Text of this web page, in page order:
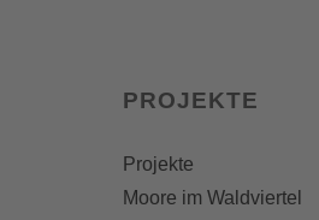
PROJEKTE
Projekte
Moore im Waldviertel